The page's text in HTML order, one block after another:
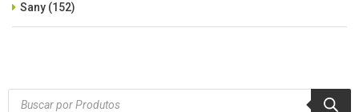
Sany (152)
Products
search